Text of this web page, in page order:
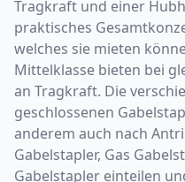
Tragkraft und einer
praktisches
welches sie mieten
Mittelklasse bieten bei
an Tragkraft. Die
geschlossenen
anderem auch nach
Gabelstapler, Gas
Gabelstapler einteilen